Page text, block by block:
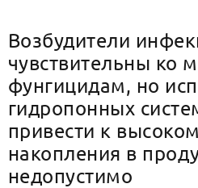
Возбудители
чувствительны ко
фунгицидам, но
гидропонных
привести к
накопления в
недопустимо